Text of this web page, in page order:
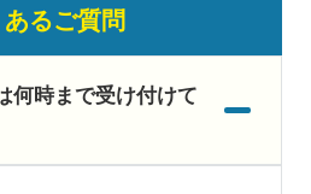
るご質問
何時まで受け付けて